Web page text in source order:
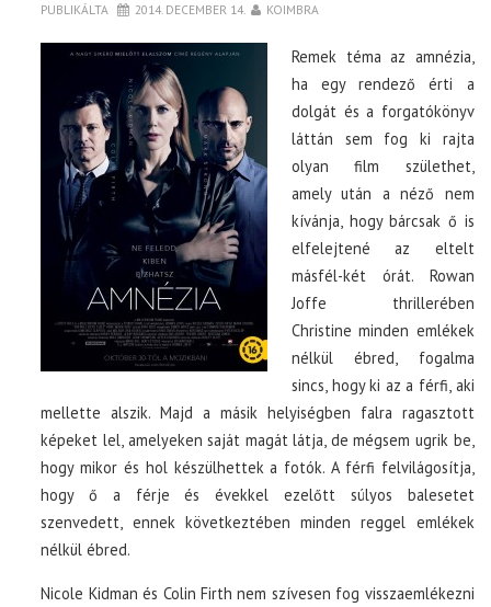
PUBLIKÁLTA 2014. DECEMBER 14. KOIMBRA
Remek téma az amnézia,
ha egy rendező érti a
dolgát és a forgatókönyv
láttán sem fog ki rajta
olyan film születhet,
amely után a néző nem
kívánja, hogy bárcsak ő is
elfelejtené az eltelt
másfél-két órát. Rowan
Joffe thrillerében
Christine minden emlékek
nélkül ébred, fogalma
sincs, hogy ki az a férfi, aki
mellette alszik. Majd a másik helyiségben falra ragasztott
képeket lel, amelyeken saját magát látja, de mégsem ugrik be,
hogy mikor és hol készülhettek a fotók. A férfi felvilágosítja,
hogy ő a férje és évekkel ezelőtt súlyos balesetet
szenvedett, ennek következtében minden reggel emlékek
nélkül ébred.
Nicole Kidman és Colin Firth nem szívesen fog visszaemlékezni